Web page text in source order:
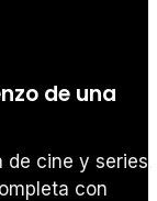
de una
cine y series.
con